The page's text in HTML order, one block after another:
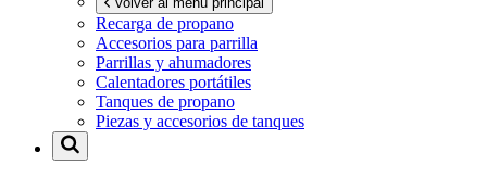
Recarga de propano
Accesorios para parrilla
Parrillas y ahumadores
Calentadores portátiles
Tanques de propano
Piezas y accesorios de tanques